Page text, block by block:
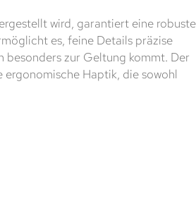
wird, garantiert eine robuste
es, feine Details präzise
besonders zur Geltung kommt. Der
Haptik, die sowohl